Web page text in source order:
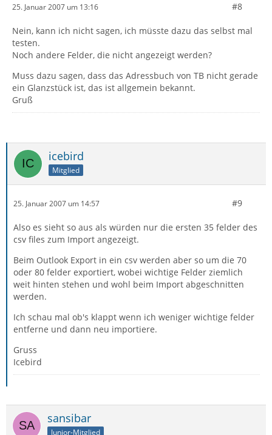
25. Januar 2007 um 13:16 #8
Nein, kann ich nicht sagen, ich müsste dazu das selbst mal
testen.
Noch andere Felder, die nicht angezeigt werden?
Muss dazu sagen, dass das Adressbuch von TB nicht gerade
ein Glanzstück ist, das ist allgemein bekannt.
Gruß
icebird
Mitglied
25. Januar 2007 um 14:57 #9
Also es sieht so aus als würden nur die ersten 35 felder des
csv files zum Import angezeigt.
Beim Outlook Export in ein csv werden aber so um die 70
oder 80 felder exportiert, wobei wichtige Felder ziemlich
weit hinten stehen und wohl beim Import abgeschnitten
werden.
Ich schau mal ob's klappt wenn ich weniger wichtige felder
entferne und dann neu importiere.
Gruss
Icebird
sansibar
Junior-Mitglied